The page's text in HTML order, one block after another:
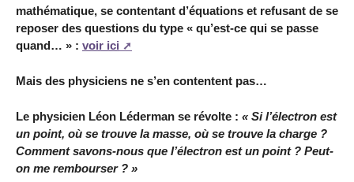
mathématique, se contentant d’équations et refusant de se
reposer des questions du type « qu’est-ce qui se passe
quand… » : voir ici
Mais des physiciens ne s’en contentent pas…
Le physicien Léon Léderman se révolte : « Si l’électron est
un point, où se trouve la masse, où se trouve la charge ?
Comment savons-nous que l’électron est un point ? Peut-
on me rembourser ? »